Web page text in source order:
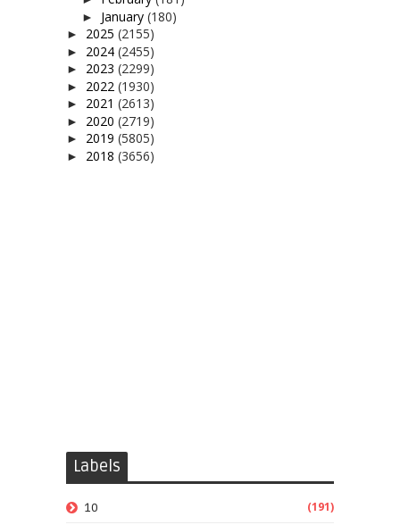
► January (180)
► 2025 (2155)
► 2024 (2455)
► 2023 (2299)
► 2022 (1930)
► 2021 (2613)
► 2020 (2719)
► 2019 (5805)
► 2018 (3656)
Labels
10 (191)